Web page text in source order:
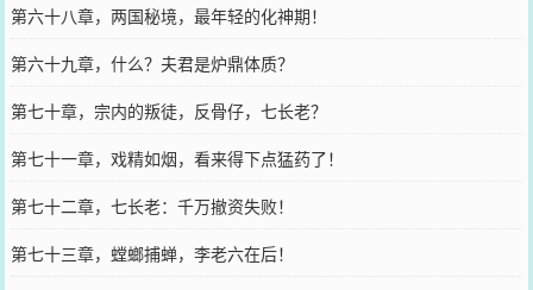
第六十八章，两国秘境，最年轻的化神期！
第六十九章，什么？夫君是炉鼎体质？
第七十章，宗内的叛徒，反骨仔，七长老？
第七十一章，戏精如烟，看来得下点猛药了！
第七十二章，七长老：千万撤资失败！
第七十三章，螳螂捕蝉，李老六在后！